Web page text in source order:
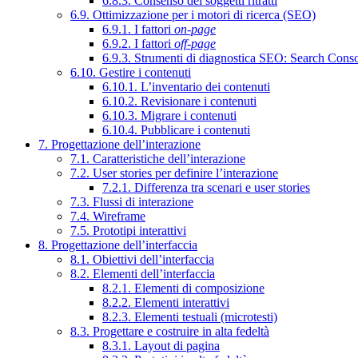
6.9. Ottimizzazione per i motori di ricerca (SEO)
6.9.1. I fattori on-page
6.9.2. I fattori off-page
6.9.3. Strumenti di diagnostica SEO: Search
6.10. Gestire i contenuti
6.10.1. L’inventario dei contenuti
6.10.2. Revisionare i contenuti
6.10.3. Migrare i contenuti
6.10.4. Pubblicare i contenuti
7. Progettazione dell’interazione
7.1. Caratteristiche dell’interazione
7.2. User stories per definire l’interazione
7.2.1. Differenza tra scenari e user stories
7.3. Flussi di interazione
7.4. Wireframe
7.5. Prototipi interattivi
8. Progettazione dell’interfaccia
8.1. Obiettivi dell’interfaccia
8.2. Elementi dell’interfaccia
8.2.1. Elementi di composizione
8.2.2. Elementi interattivi
8.2.3. Elementi testuali (microtesti)
8.3. Progettare e costruire in alta fedeltà
8.3.1. Layout di pagina